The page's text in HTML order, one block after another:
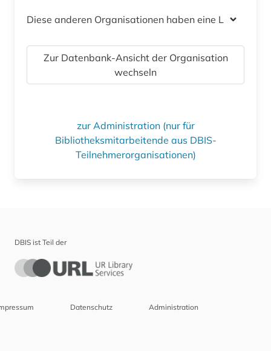
Diese anderen Organisationen haben eine Lizenz
Zur Datenbank-Ansicht der Organisation
wechseln
zur Administration (nur für
Bibliotheksmitarbeitende aus DBIS-
Teilnehmerorganisationen)
DBIS ist Teil der
Datenschutz Administration